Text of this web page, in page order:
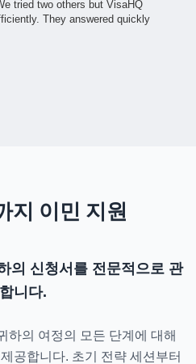
tried two others but VisaHQ
They answered quickly
지 이민 지원
의 신청서를 전문적으로 관
니다.
하의 여정의 모든 단계에 대해
공합니다. 초기 전략 세션부터